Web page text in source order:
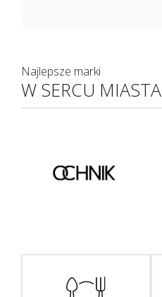
Najlepsze marki
W SERCU MIASTA